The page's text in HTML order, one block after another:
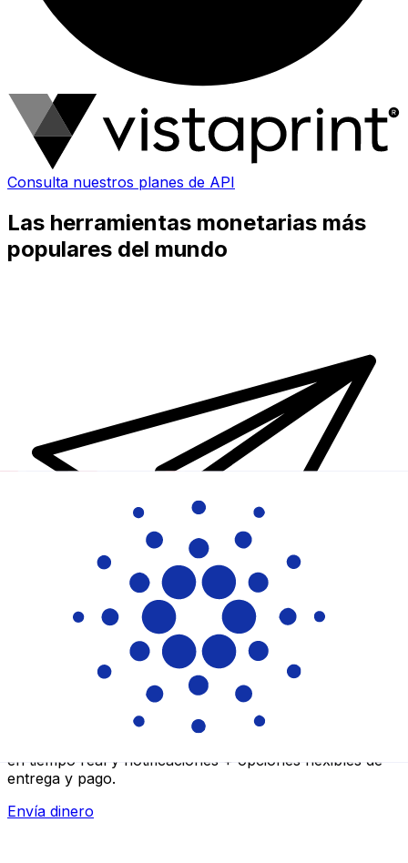
Consulta nuestros planes de API
Las herramientas monetarias más
populares del mundo
Transferencia Internacional de Dinero Xe
en tiempo real y notificaciones + opciones flexibles de
entrega y pago.
Envía dinero